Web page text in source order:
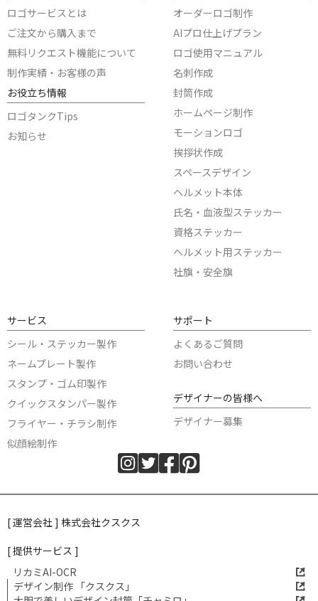
ロゴサービスとは
ご注文から購入まで
無料リクエスト機能について
制作実績・お客様の声
お役立ち情報
ロゴタンクTips
お知らせ
オーダーロゴ制作
AIプロ仕上げプラン
ロゴ使用マニュアル
名刺作成
封筒作成
ホームページ制作
モーションロゴ
挨拶状作成
スペースデザイン
ヘルメット本体
氏名・血液型ステッカー
資格ステッカー
ヘルメット用ステッカー
社旗・安全旗
サービス
シール・ステッカー製作
ネームプレート製作
スタンプ・ゴム印製作
クイックスタンパー製作
フライヤー・チラシ制作
似顔絵制作
サポート
よくあるご質問
お問い合わせ
デザイナーの皆様へ
デザイナー募集
[ 運営会社 ] 株式会社クスクス
[ 提供サービス ]
リカミAI-OCR
デザイン制作 「クスクス」